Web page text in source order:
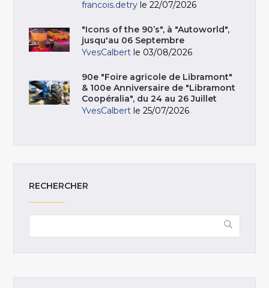
francois.detry le 22/07/2026
"Icons of the 90’s", à "Autoworld",
jusqu'au 06 Septembre
YvesCalbert le 03/08/2026
90e "Foire agricole de Libramont"
& 100e Anniversaire de "Libramont
Coopéralia", du 24 au 26 Juillet
YvesCalbert le 25/07/2026
RECHERCHER